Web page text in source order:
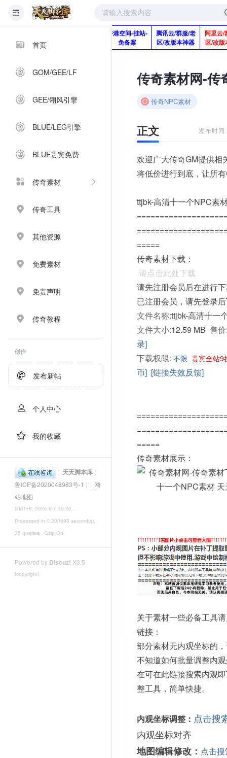
首页
GOM/GEE/LF
GEE/翎风引擎
BLUE/LEG引擎
BLUE贵宾免费
传奇素材
传奇工具
其他资源
免费素材
免责声明
传奇教程
创作
发布新帖
个人中心
我的收藏
| 天天脚本库 (
鲁ICP备2020048983号-1 ) | 网
站地图
GMT+8, 2026-8-7 19:20 ,
Processed in 0.200693 second(s),
35 queries , Gzip On.
Powered by Discuz! X3.5
!copyright!
Q920992345
香港空间-挂站-
免备案
腾讯云/群服/老
区/改版本神器
阿里云/
区/改版
传奇NPC素材
正文 发布时
欢迎广大传奇GM提供相
将低价进行到底，让所
ttjbk-高清十一个NPC素
=====
传奇素材下载：
请点击此处下载
请先注册会员后在进行
已注册会员，请先登录
文件名称:ttjbk-高清十一
文件大小:12.59 MB 售
录]
下载权限: 不限 贵宾全站9
币] [链接失效反馈]
=====
传奇素材展示：
关于素材一些必备工具
链接：
部分素材无内观坐标的
不知道如何批量调整内
在可在此链接搜索内观
整工具，简单快捷。
内观坐标调整： 点击搜
内观坐标对齐
地图编辑修改： 点击